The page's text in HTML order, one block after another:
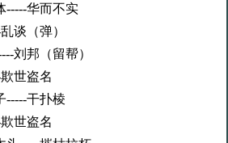
-----华而不实
谈（弹）
刘邦（留帮）
世盗名
-----干扑棱
世盗名